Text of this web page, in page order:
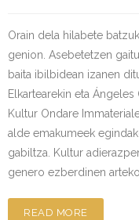
Orain dela hilabete
genion. Asebetetzen
baita ibilbidean izanen
Elkartearekin eta
Kultur Ondare
alde emakumeek
gabiltza. Kultur
genero ezberdinen
READ MORE